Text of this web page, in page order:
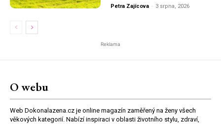
Petra Zajícova - 3 srpna, 2026
Reklama
O webu
Web Dokonalazena.cz je online magazín zaměřený na ženy všech
věkových kategorií. Nabízí inspiraci v oblasti životního stylu, zdraví,